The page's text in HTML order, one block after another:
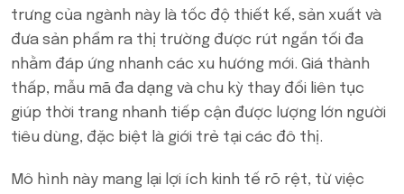
trưng của ngành này là tốc độ thiết kế, sản xuất và
đưa sản phẩm ra thị trường được rút ngắn tối đa
nhằm đáp ứng nhanh các xu hướng mới. Giá thành
thấp, mẫu mã đa dạng và chu kỳ thay đổi liên tục
giúp thời trang nhanh tiếp cận được lượng lớn người
tiêu dùng, đặc biệt là giới trẻ tại các đô thị.
Mô hình này mang lại lợi ích kinh tế rõ rệt, từ việc